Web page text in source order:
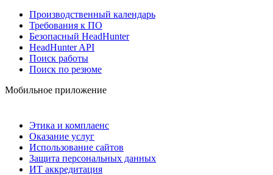
Производственный календарь
Требования к ПО
Безопасный HeadHunter
HeadHunter API
Поиск работы
Поиск по резюме
Мобильное приложение
Этика и комплаенс
Оказание услуг
Использование сайтов
Защита персональных данных
ИТ аккредитация